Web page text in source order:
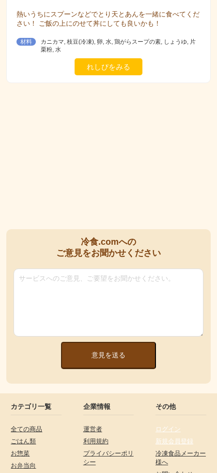
熱いうちにスプーンなどでとり天とあんを一緒に食べてくだ
さい！ ご飯の上にのせて丼にしても良いかも！
材料
カニカマ, 枝豆(冷凍), 卵, 水, 鶏がらスープの素, しょうゆ, 片
栗粉, 水
れしぴをみる
冷食.comへの
ご意見をお聞かせください
意見を送る
カテゴリ一覧
全ての商品
ごはん類
お惣菜
お弁当向
企業情報
運営者
利用規約
プライバシーポリ
シー
その他
ログイン
新規会員登録
冷凍食品メーカー
様へ